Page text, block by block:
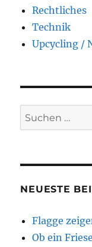
Rechtliches
Technik
Upcycling /
Suchen
nach:
NEUESTE
Flagge
Ob ein